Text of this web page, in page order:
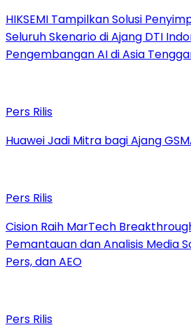
HIKSEMI Tampilkan Solusi
Seluruh Skenario di Ajang DTI
Pengembangan AI di Asia
Pers Rilis
Huawei Jadi Mitra bagi Ajang
Pers Rilis
Cision Raih MarTech
Pemantauan dan Analisis Media
Pers, dan AEO
Pers Rilis